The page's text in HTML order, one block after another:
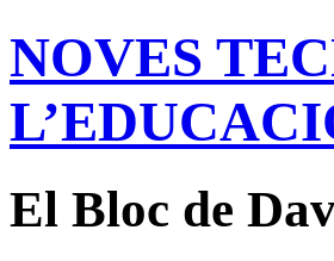
NOVES
El Bloc de